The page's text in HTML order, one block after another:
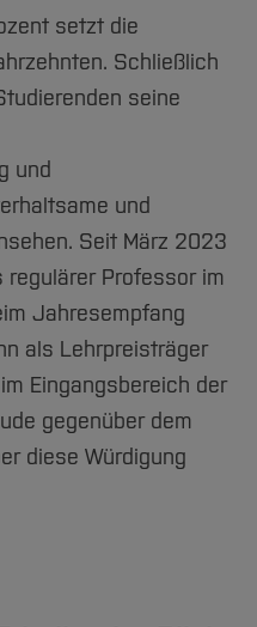
setzt die
Schließlich
seine
und
und
Seit März 2023
regulärer Professor im
Jahresempfang
als Lehrpreisträger
Eingangsbereich der
gegenüber dem
diese Würdigung